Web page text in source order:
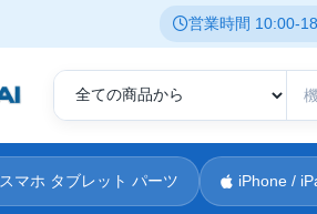
営業時間 10:00-
スマホ タブレット パーツ iPhone /